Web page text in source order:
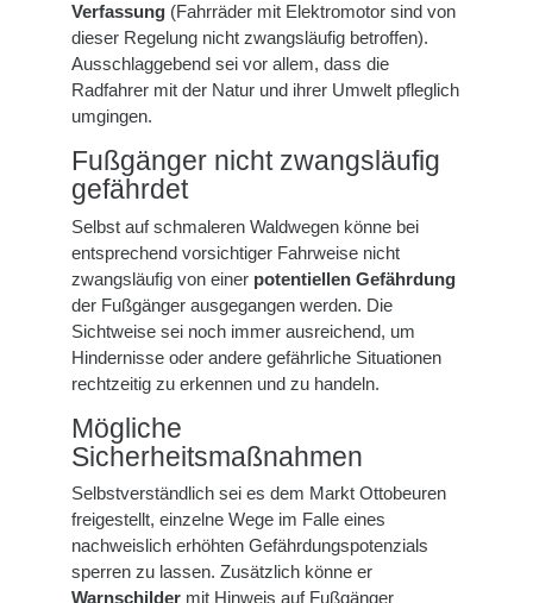
Verfassung (Fahrräder mit Elektromotor sind von
dieser Regelung nicht zwangsläufig betroffen).
Ausschlaggebend sei vor allem, dass die
Radfahrer mit der Natur und ihrer Umwelt pfleglich
umgingen.
Fußgänger nicht zwangsläufig
gefährdet
Selbst auf schmaleren Waldwegen könne bei
entsprechend vorsichtiger Fahrweise nicht
zwangsläufig von einer potentiellen Gefährdung
der Fußgänger ausgegangen werden. Die
Sichtweise sei noch immer ausreichend, um
Hindernisse oder andere gefährliche Situationen
rechtzeitig zu erkennen und zu handeln.
Mögliche
Sicherheitsmaßnahmen
Selbstverständlich sei es dem Markt Ottobeuren
freigestellt, einzelne Wege im Falle eines
nachweislich erhöhten Gefährdungspotenzials
sperren zu lassen. Zusätzlich könne er
Warnschilder mit Hinweis auf Fußgänger